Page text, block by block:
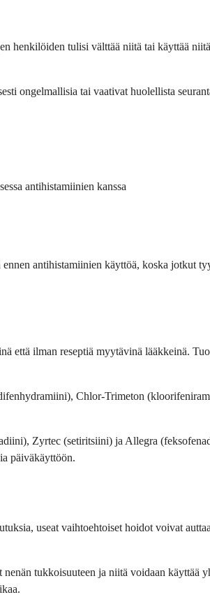
henkilöiden tulisi välttää niitä tai käyttää
ongelmallisia tai vaativat huolellista
antihistamiinien kanssa
antihistamiinien käyttöä, koska
että ilman reseptiä myytävinä lääkkeinä.
Chlor-Trimeton
Zyrtec (setiritsiini) ja Allegra
päiväkäyttöön.
useat vaihtoehtoiset hoidot voivat
tukkoisuuteen ja niitä voidaan käyttää